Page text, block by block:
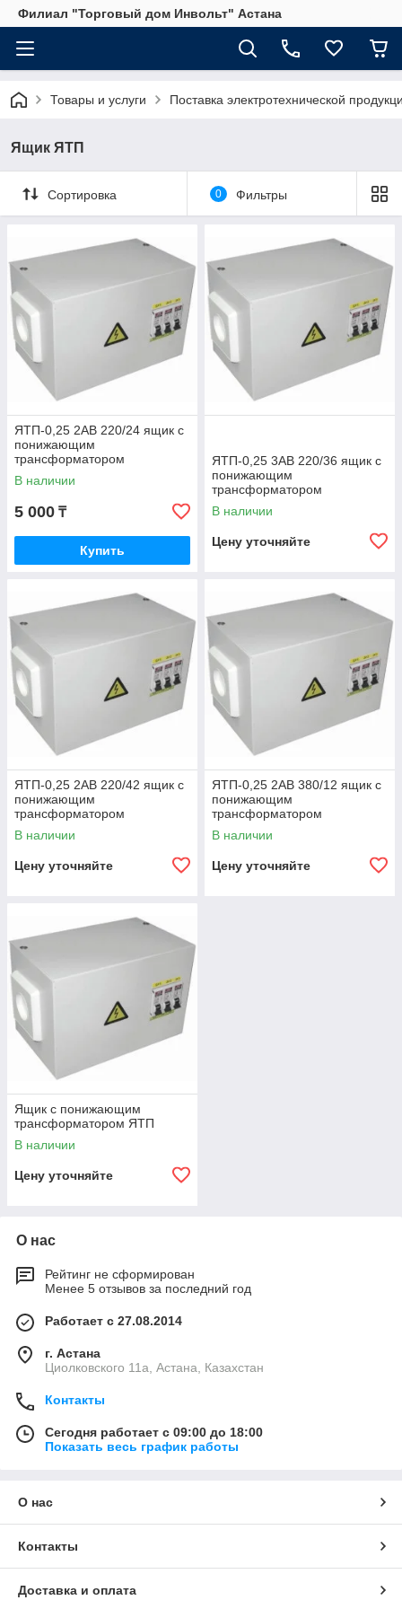
Филиал "Торговый дом Инвольт" Астана
Товары и услуги Поставка электротехнической
Ящик ЯТП
Сортировка 0 Фильтры
ЯТП-0,25 2АВ 220/24 ящик с
понижающим
трансформатором
В наличии
5 000 ₸
Купить
ЯТП-0,25 3АВ 220/36 ящик с
понижающим
трансформатором
В наличии
Цену уточняйте
ЯТП-0,25 2АВ 220/42 ящик с
понижающим
трансформатором
В наличии
Цену уточняйте
ЯТП-0,25 2АВ 380/12 ящик с
понижающим
трансформатором
В наличии
Цену уточняйте
Ящик с понижающим
трансформатором ЯТП
В наличии
Цену уточняйте
О нас
Рейтинг не сформирован
Менее 5 отзывов за последний год
Работает с 27.08.2014
г. Астана
Циолковского 11а, Астана, Казахстан
Контакты
Сегодня работает с 09:00 до 18:00
Показать весь график работы
О нас
Контакты
Доставка и оплата